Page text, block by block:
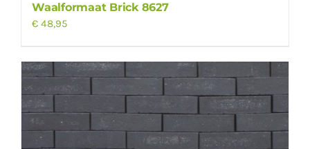
Waalformaat Brick 8627
€ 48,95